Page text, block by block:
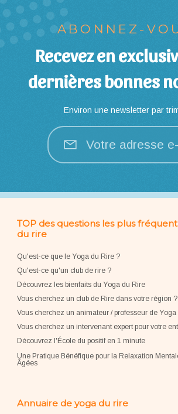
ABONNEZ-
Recevez en
dernières bonnes
Environ une newsletter par
Votre adresse
TOP des questions les plus
du rire
Qu'est-ce que le Yoga du Rire ?
Qu'est-ce qu'un club de rire ?
Découvrez les bienfaits du Yoga du Rire
Vous cherchez un club de Rire dans votre région ?
Vous cherchez un animateur / professeur de
Vous cherchez un intervenant expert pour votre
Découvrez l'École du positif en 1 minute
Une Pratique Bénéfique pour la Relaxation
Âgées
Annuaire de yoga du rire